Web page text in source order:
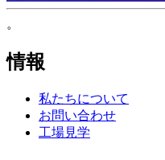
。
情報
私たちについて
お問い合わせ
工場見学